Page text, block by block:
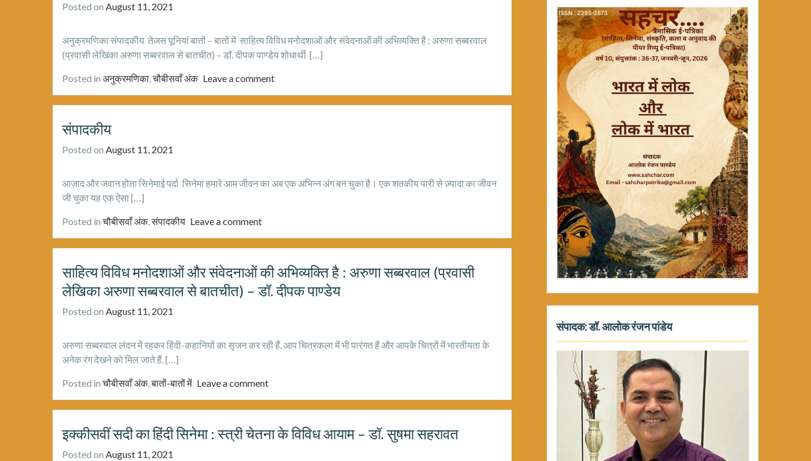
Posted on August 11, 2021
अनुक्रमणिका संपादकीय तेजस पूनियां बातों – बातों में साहित्य विविध मनोदशाओं और संवेदनाओं की अभिव्यक्ति है : अरुणा सब्बरवाल
(प्रवासी लेखिका अरुणा सब्बरवाल से बातचीत) – डॉ. दीपक पाण्डेय शोधार्थी […]
Posted in अनुक्रमणिका,चौबीसवाँ अंक Leave a comment
संपादकीय
Posted on August 11, 2021
आज़ाद और जवान होता सिनेमाई पर्दा सिनेमा हमारे आम जीवन का अब एक अभिन्न अंग बन चुका है। एक शतकीय पारी से ज़्यादा का जीवन
जी चुका यह एक ऐसा […]
Posted inचौबीसवाँ अंक,संपादकीय Leave a comment
साहित्य विविध मनोदशाओं और संवेदनाओं की अभिव्यक्ति है : अरुणा सब्बरवाल (प्रवासी
लेखिका अरुणा सब्बरवाल से बातचीत) – डॉ. दीपक पाण्डेय
Posted on August 11, 2021
अरुणा सब्बरवाल लंदन में रहकर हिंदी-कहानियों का सृजन कर रही हैं. आप चित्रकला में भी पारंगत हैं और आपके चित्रों में भारतीयता के
अनेक रंग देखने को मिल जाते हैं. […]
Posted inचौबीसवाँ अंक,बातों-बातों में Leave a comment
इक्कीसवीं सदी का हिंदी सिनेमा : स्त्री चेतना के विविध आयाम – डॉ. सुषमा सहरावत
Posted on August 11, 2021
संपादक: डॉ. आलोक रंजन पांडेय